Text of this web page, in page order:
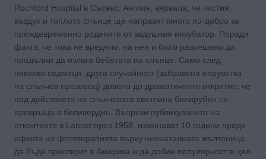
Rochford Hospital в Съсекс, Англия, вярвала, че чистия
въздух и топлото слънце ще направят много по-добро за
преждевременно родените от задушния инкубатор. Поради
факта, че това не вредяло, на нея и било разрешено да
продължи да излага бебетата на слънце. Само след
няколко седмици, друга случайност (забравена епруветка
на слънчев прозорец) довела до драматичното откритие, че
под действието на слънчевата светлина билирубин се
превръща в биливердин. Въпреки публикуването на
откритието в Lancet през 1958, изминават 10 години преди
ефекта на фототерапията върху неонаталната жълтеница
да бъде преоткрит в Америка и да добие популярност в цял